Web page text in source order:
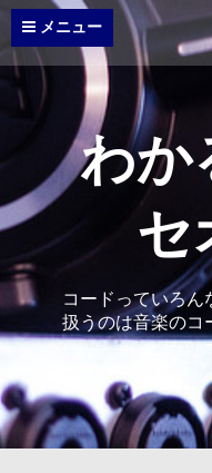
コ
テ
ン
ッ
プ
メニュー
わか
セ
コードっていろん
扱うのは音楽のコ